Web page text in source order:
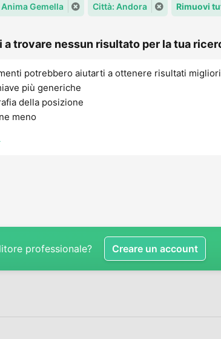
Gemella Città: Andora Rimuovi
a trovare nessun risultato per la tua
potrebbero aiutarti a ottenere risultati migliori
più generiche
della posizione
meno
professionale? Creare un account